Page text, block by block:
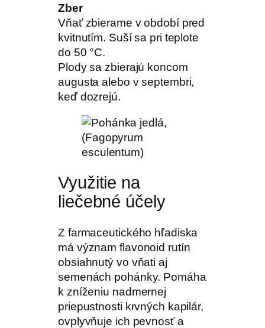
Zber
Vňať zbierame v období pred
kvitnutím. Suší sa pri teplote
do 50 °C.
Plody sa zbierajú koncom
augusta alebo v septembri,
keď dozrejú.
Využitie na
liečebné účely
Z farmaceutického hľadiska
má význam flavonoid rutín
obsiahnutý vo vňati aj
semenách pohánky. Pomáha
k zníženiu nadmernej
priepustnosti krvných kapilár,
ovplyvňuje ich pevnosť a